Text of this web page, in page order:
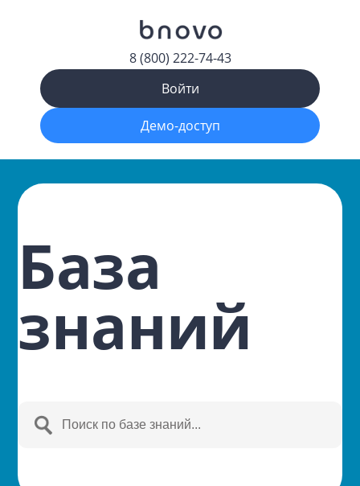
8 (800) 222-74-43
Войти
Демо-доступ
База
знаний